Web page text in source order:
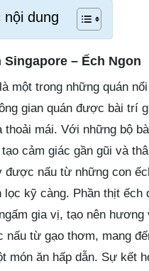
nội dung
Singapore – Ếch Ngon
một trong những quán
gian quán được bài trí
thoải mái. Với những bộ
cảm giác gần gũi và
được nấu từ những con
lọc kỹ càng. Phần thịt ếch
gia vị, tạo nên hương
nấu từ gạo thơm, mang
món ăn hấp dẫn. Sự kết